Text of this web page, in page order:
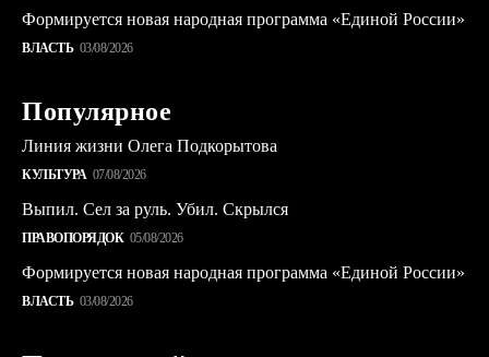
Формируется новая народная программа «Единой России»
ВЛАСТЬ 03/08/2026
Популярное
Линия жизни Олега Подкорытова
КУЛЬТУРА 07/08/2026
Выпил. Сел за руль. Убил. Скрылся
ПРАВОПОРЯДОК 05/08/2026
Формируется новая народная программа «Единой России»
ВЛАСТЬ 03/08/2026